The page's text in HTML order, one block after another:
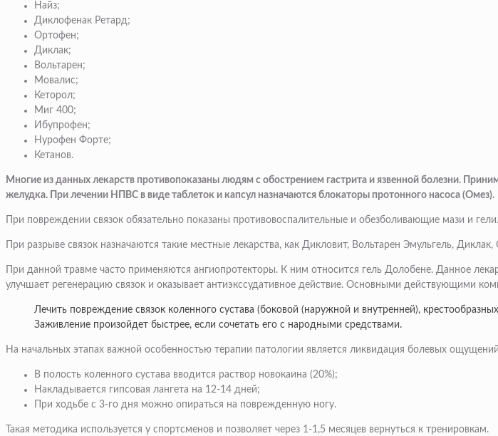
Найз;
Диклофенак Ретард;
Ортофен;
Диклак;
Вольтарен;
Мовалис;
Кеторол;
Миг 400;
Ибупрофен;
Нурофен Форте;
Кетанов.
Многие из данных лекарств противопоказаны людям с обострением гастрита и язвенной болезни.
желудка. При лечении НПВС в виде таблеток и капсул назначаются блокаторы протонного насоса (Омез).
При повреждении связок обязательно показаны противовоспалительные и обезболивающие мази и
При разрыве связок назначаются такие местные лекарства, как Дикловит, Вольтарен Эмульгель,
При данной травме часто применяются ангиопротекторы. К ним относится гель Долобене. Данное
улучшает регенерацию связок и оказывает антиэкссудативное действие. Основными действующими
Лечить повреждение связок коленного сустава (боковой (наружной и внутренней),
Заживление произойдет быстрее, если сочетать его с народными средствами.
На начальных этапах важной особенностью терапии патологии является ликвидация болевых
В полость коленного сустава вводится раствор новокаина (20%);
Накладывается гипсовая лангета на 12-14 дней;
При ходьбе с 3-го дня можно опираться на поврежденную ногу.
Такая методика используется у спортсменов и позволяет через 1-1,5 месяцев вернуться к тренировкам.